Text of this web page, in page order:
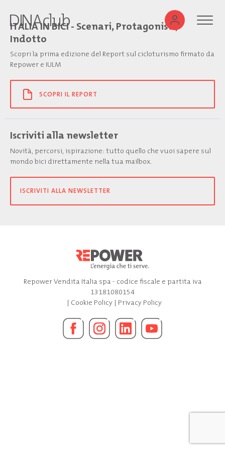
ITALIA IN BICI - Scenari, Protagonisti,
Indotto
Scopri la prima edizione del Report sul cicloturismo firmato da
Repower e IULM
SCOPRI IL REPORT
Iscriviti alla newsletter
Novità, percorsi, ispirazione: tutto quello che vuoi sapere sul
mondo bici direttamente nella tua mailbox.
ISCRIVITI ALLA NEWSLETTER
Repower Vendita Italia spa - codice fiscale e partita iva
13181080154
| Cookie Policy| Privacy Policy